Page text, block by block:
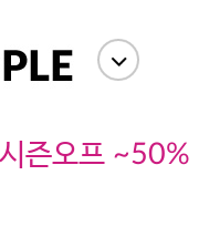
시즌오프 ~50%